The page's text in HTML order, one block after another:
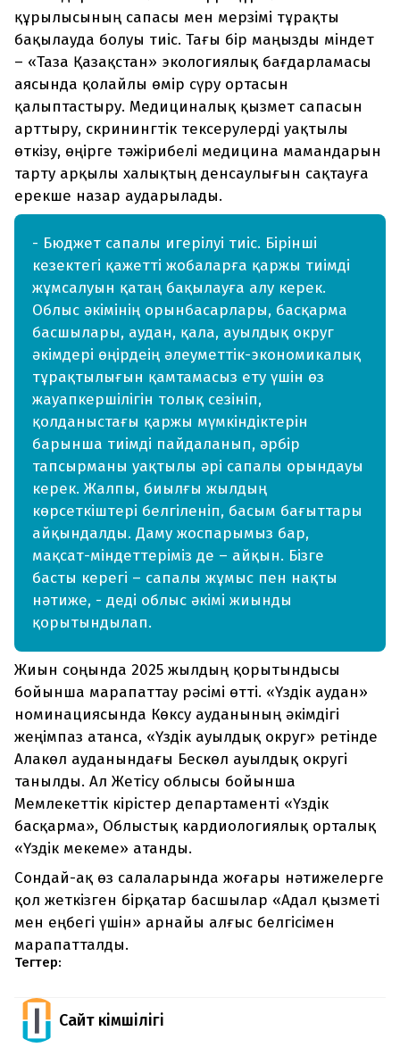
құрылысының сапасы мен мерзімі тұрақты
бақылауда болуы тиіс. Тағы бір маңызды міндет
– «Таза Қазақстан» экологиялық бағдарламасы
аясында қолайлы өмір сүру ортасын
қалыптастыру. Медициналық қызмет сапасын
арттыру, скринингтік тексерулерді уақтылы
өткізу, өңірге тәжірибелі медицина мамандарын
тарту арқылы халықтың денсаулығын сақтауға
ерекше назар аударылады.
- Бюджет сапалы игерілуі тиіс. Бірінші
кезектегі қажетті жобаларға қаржы тиімді
жұмсалуын қатаң бақылауға алу керек.
Облыс әкімінің орынбасарлары, басқарма
басшылары, аудан, қала, ауылдық округ
әкімдері өңірдеің әлеуметтік-экономикалық
тұрақтылығын қамтамасыз ету үшін өз
жауапкершілігін толық сезініп,
қолданыстағы қаржы мүмкіндіктерін
барынша тиімді пайдаланып, әрбір
тапсырманы уақтылы әрі сапалы орындауы
керек. Жалпы, биылғы жылдың
көрсеткіштері белгіленіп, басым бағыттары
айқындалды. Даму жоспарымыз бар,
мақсат-міндеттеріміз де – айқын. Бізге
басты керегі – сапалы жұмыс пен нақты
нәтиже, - деді облыс әкімі жиынды
қорытындылап.
Жиын соңында 2025 жылдың қорытындысы
бойынша марапаттау рәсімі өтті. «Үздік аудан»
номинациясында Көксу ауданының әкімдігі
жеңімпаз атанса, «Үздік ауылдық округ» ретінде
Алакөл ауданындағы Бескөл ауылдық округі
танылды. Ал Жетісу облысы бойынша
Мемлекеттік кірістер департаменті «Үздік
басқарма», Облыстық кардиологиялық орталық
«Үздік мекеме» атанды.
Сондай-ақ өз салаларында жоғары нәтижелерге
қол жеткізген бірқатар басшылар «Адал қызметі
мен еңбегі үшін» арнайы алғыс белгісімен
марапатталды.
Тегтер:
Сайт Әкімшілігі